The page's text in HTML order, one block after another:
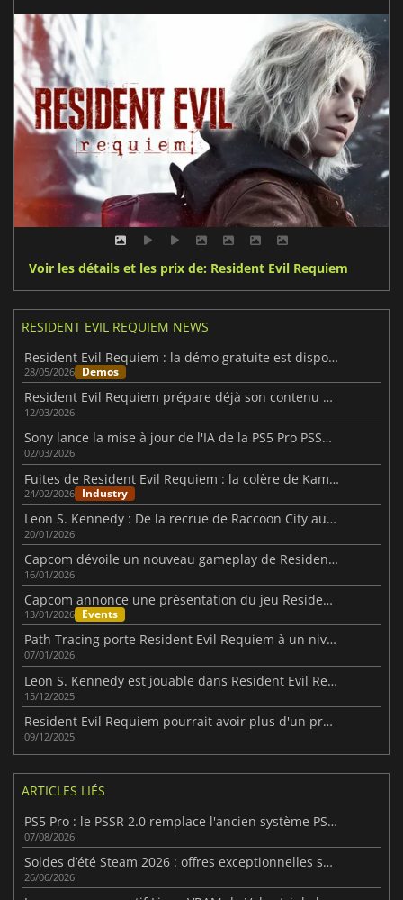
Voir les détails et les prix de: Resident Evil Requiem
RESIDENT EVIL REQUIEM NEWS
Resident Evil Requiem : la démo gratuite est disponible partout
28/05/2026 Demos
Resident Evil Requiem prépare déjà son contenu après la sortie
12/03/2026
Sony lance la mise à jour de l'IA de la PS5 Pro PSSR avec la prise en charge de Resident Evil Requiem
02/03/2026
Fuites de Resident Evil Requiem : la colère de Kamiya
24/02/2026 Industry
Leon S. Kennedy : De la recrue de Raccoon City au dernier requiem
20/01/2026
Capcom dévoile un nouveau gameplay de Resident Evil Requiem lors de la présentation de janvier
16/01/2026
Capcom annonce une présentation du jeu Resident Evil Requiem
13/01/2026 Events
Path Tracing porte Resident Evil Requiem à un niveau supérieur
07/01/2026
Leon S. Kennedy est jouable dans Resident Evil Requiem
15/12/2025
Resident Evil Requiem pourrait avoir plus d'un protagoniste
09/12/2025
ARTICLES LIÉS
PS5 Pro : le PSSR 2.0 remplace l'ancien système PSSR
07/08/2026
Soldes d’été Steam 2026 : offres exceptionnelles sur milliers de jeux
26/06/2026